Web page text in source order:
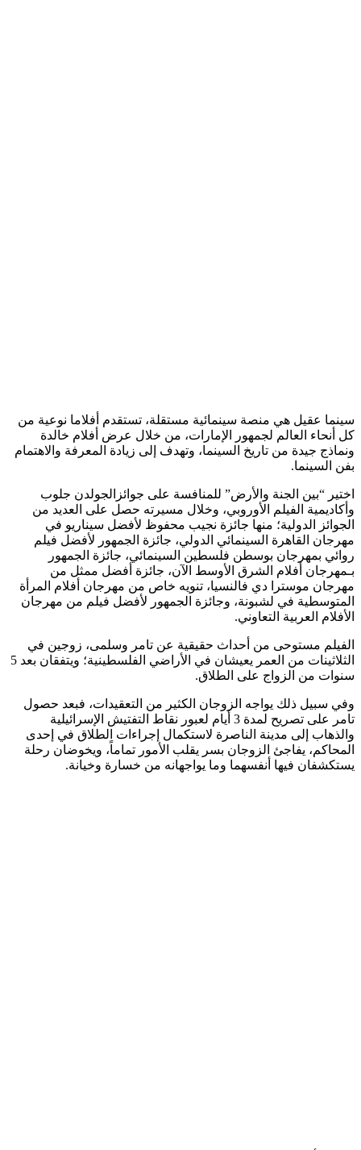
سينما عقيل هي منصة سينمائية مستقلة، تستقدم أفلاما نوعية من
كل أنحاء العالم لجمهور الإمارات، من خلال عرض أفلام خالدة
ونماذج جيدة من تاريخ السينما، وتهدف إلى زيادة المعرفة والاهتمام
بفن السينما.
اختير “بين الجنة والأرض” للمنافسة على جوائزالجولدن جلوب
وأكاديمية الفيلم الأوروبي، وخلال مسيرته حصل على العديد من
الجوائز الدولية؛ منها جائزة نجيب محفوظ لأفضل سيناريو في
مهرجان القاهرة السينمائي الدولي، جائزة الجمهور لأفضل فيلم
روائي بمهرجان بوسطن فلسطين السينمائي، جائزة الجمهور
بـمهرجان أفلام الشرق الأوسط الآن، جائزة أفضل ممثل من
مهرجان موسترا دي فالنسيا‎، تنويه خاص من مهرجان أفلام المرأة
المتوسطية في لشبونة، وجائزة الجمهور لأفضل فيلم من مهرجان
الأفلام العربية التعاوني.
الفيلم مستوحى من أحداث حقيقية عن تامر وسلمى، زوجين في
الثلاثينات من العمر يعيشان في الأراضي الفلسطينية؛ ويتفقان بعد 5
سنوات من الزواج على الطلاق.
وفي سبيل ذلك يواجه الزوجان الكثير من التعقيدات، فبعد حصول
تامر على تصريح لمدة 3 أيام لعبور نقاط التفتيش الإسرائيلية
والذهاب إلى مدينة الناصرة لاستكمال إجراءات الطلاق في إحدى
المحاكم، يفاجئ الزوجان بسر يقلب الأمور تماماً، ويخوضان رحلة
يستكشفان فيها أنفسهما وما يواجهانه من خسارة وخيانة.